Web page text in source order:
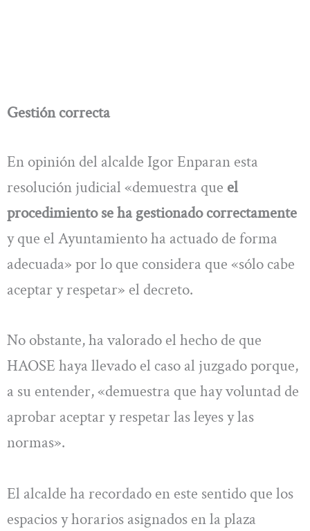
Gestión correcta
En opinión del alcalde Igor Enparan esta
resolución judicial «demuestra que el
procedimiento se ha gestionado correctamente
y que el Ayuntamiento ha actuado de forma
adecuada» por lo que considera que «sólo cabe
aceptar y respetar» el decreto.
No obstante, ha valorado el hecho de que
HAOSE haya llevado el caso al juzgado porque,
a su entender, «demuestra que hay voluntad de
aprobar aceptar y respetar las leyes y las
normas».
El alcalde ha recordado en este sentido que los
espacios y horarios asignados en la plaza